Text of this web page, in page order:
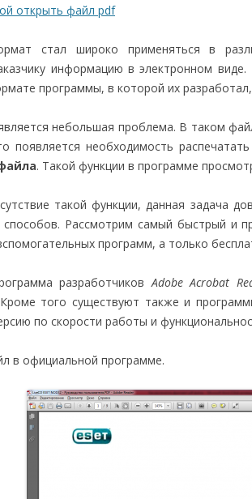
открыть файл pdf
стал широко применяться в
информацию в электронном
программы, в которой их
небольшая проблема. В таком
появляется необходимость
. Такой функции в программе
такой функции, данная задача
способов. Рассмотрим самый быстрый и
программ, а только
разработчиковAdobe Acrobat
того существуют также и
по скорости работы и
в официальной программе.